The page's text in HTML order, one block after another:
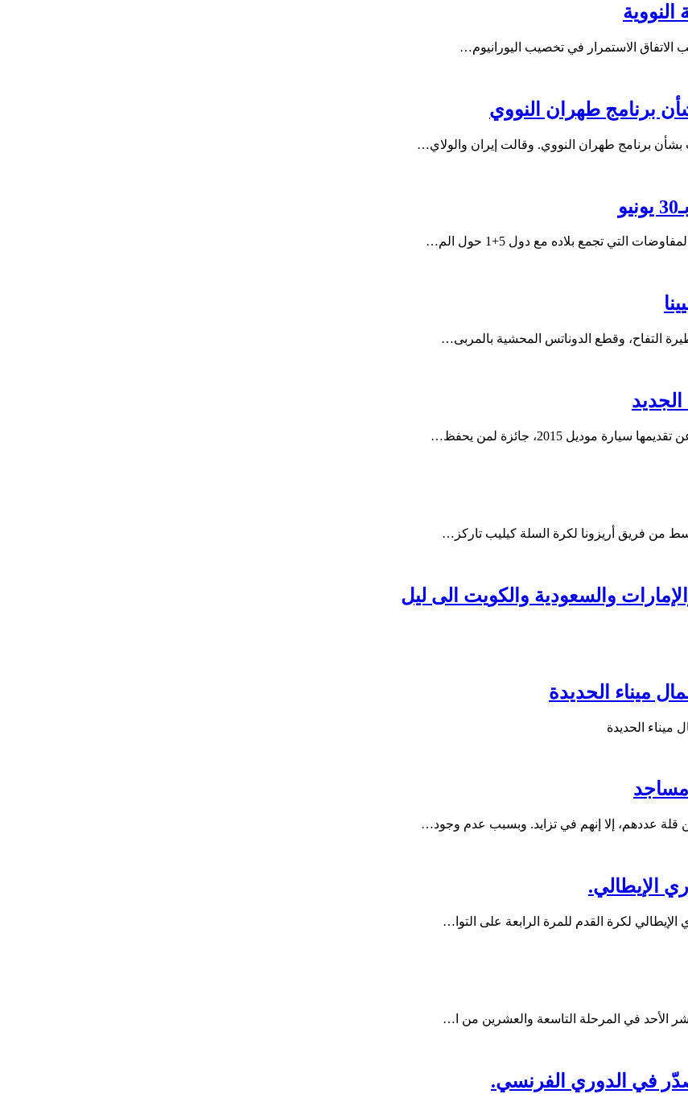
الاتفاق الاستمرار في تخصيب اليورانيوم…
برنامج طهران النووي
برنامج طهران النووي. وقالت إيران والولاي…
التي تجمع بلاده مع دول 5+1 حول الم…
التفاح، وقطع الدوناتس المحشية بالمربى…
2015، جائزة لمن يحفظ…
والسعودية والكويت الى ليل
ميناء الحديدة
الحديدة
الإيطالي.
لكرة القدم للمرة الرابعة على التوا…
الأحد في المرحلة التاسعة والعشرين من ا…
في الدوري الفرنسي.